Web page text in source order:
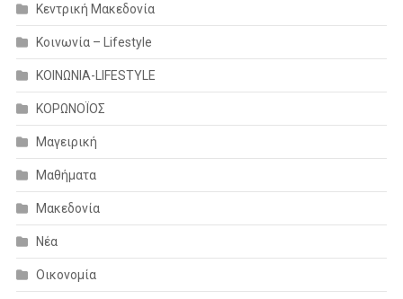
Κεντρική Μακεδονία
Κοινωνία – Lifestyle
ΚΟΙΝΩΝΙΑ-LIFESTYLE
ΚΟΡΩΝΟΪΟΣ
Μαγειρική
Μαθήματα
Μακεδονία
Νέα
Οικονομία